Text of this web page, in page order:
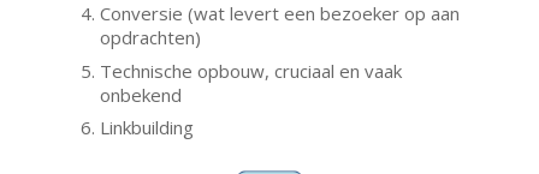
Conversie (wat levert een bezoeker op aan
opdrachten)
Technische opbouw, cruciaal en vaak
onbekend
Linkbuilding